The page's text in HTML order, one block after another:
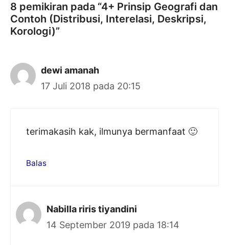
8 pemikiran pada “4+ Prinsip Geografi dan
Contoh (Distribusi, Interelasi, Deskripsi,
Korologi)”
dewi amanah
17 Juli 2018 pada 20:15
terimakasih kak, ilmunya bermanfaat 🙂
Balas
Nabilla riris tiyandini
14 September 2019 pada 18:14